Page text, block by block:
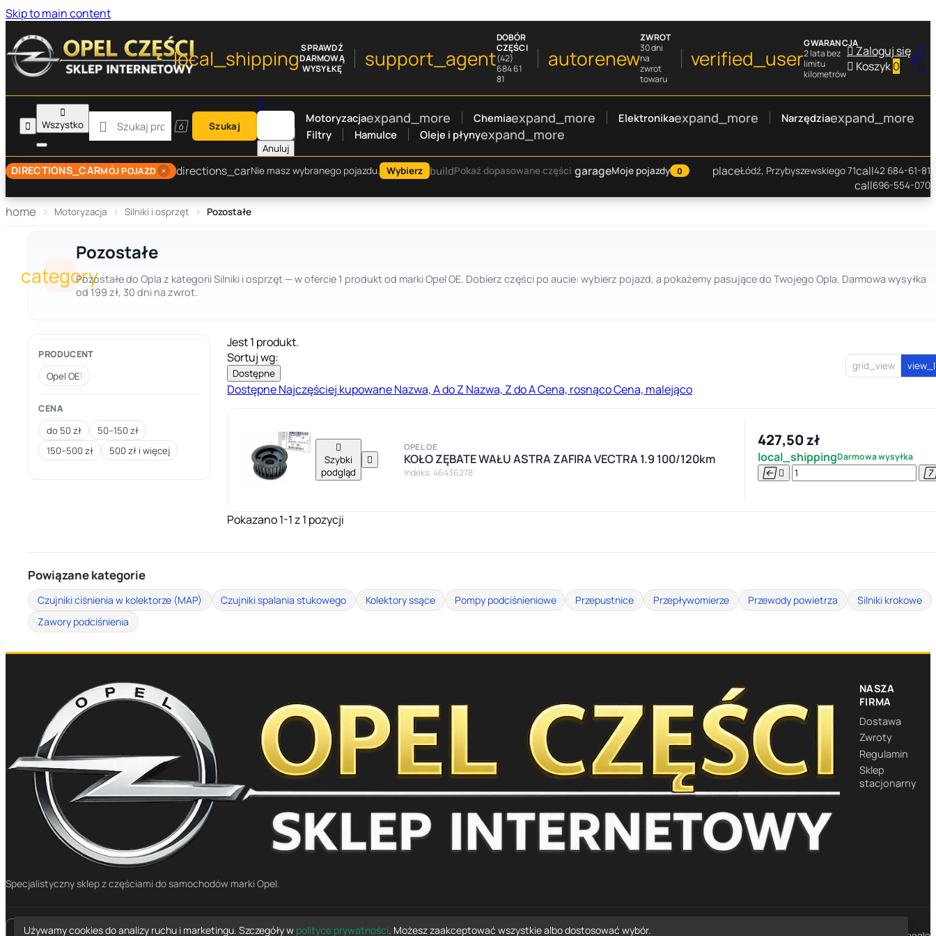
Skip to main content
local_shippingSPRAWDŹ
DARMOWĄ
WYSYŁKĘ
support_agent
DOBÓR
CZĘŚCI
(42)
684 61
81
autorenew
ZWROT
30 dni
na
zwrot
towaru
verified_user
GWARANCJA
2 lata bez
limitu
kilometrów
Zaloguj się
 Koszyk0 
0


Wszystko
  Szukaj

Anuluj
Motoryzacjaexpand_more Chemiaexpand_more Elektronikaexpand_more Narzędziaexpand_more
Filtry Hamulce Oleje i płynyexpand_more
DIRECTIONS_CARMÓJ POJAZD × directions_carNie masz wybranego pojazdu. Wybierz buildPokaż dopasowane części garageMoje pojazdy 0 placeŁódź, Przybyszewskiego 71call42 684-61-81
call696-554-070
home Motoryzacja Silniki i osprzęt Pozostałe
category
Pozostałe
Pozostałe do Opla z kategorii Silniki i osprzęt — w ofercie 1 produkt od marki Opel OE. Dobierz części po aucie: wybierz pojazd, a pokażemy pasujące do Twojego Opla. Darmowa wysyłka
od 199 zł, 30 dni na zwrot.
PRODUCENT
Opel OE1
CENA
do 50 zł
50–150 zł
150–500 zł
500 zł i więcej
Jest 1 produkt.
Sortuj wg:
Dostępne
DostępneNajczęściej kupowaneNazwa, A do Z Nazwa, Z do ACena, rosnącoCena, malejąco
grid_view

Szybki
podgląd

OPEL OE
KOŁO ZĘBATE WAŁU ASTRA ZAFIRA VECTRA 1.9 100/120km
Indeks: 46436278
427,50 zł
local_shippingDarmowa wysyłka
 
Pokazano 1-1 z 1 pozycji
Powiązane kategorie
Czujniki ciśnienia w kolektorze (MAP) Czujniki spalania stukowego Kolektory ssące Pompy podciśnieniowe Przepustnice Przepływomierze Przewody powietrza
Silniki krokowe
Zawory podciśnienia
Specjalistyczny sklep z częściami do samochodów marki Opel.
NASZA
FIRMA
Dostawa
Zwroty
Regulamin
Sklep
stacjonarny
Używamy cookies do analizy ruchu i marketingu. Szczegóły w polityce prywatności. Możesz zaakceptować wszystkie albo dostosować wybór.